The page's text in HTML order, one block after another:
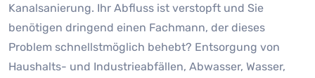
Kanalsanierung. Ihr Abfluss ist verstopft und Sie
benötigen dringend einen Fachmann, der dieses
Problem schnellstmöglich behebt? Entsorgung von
Haushalts- und Industrieabfällen, Abwasser, Wasser,